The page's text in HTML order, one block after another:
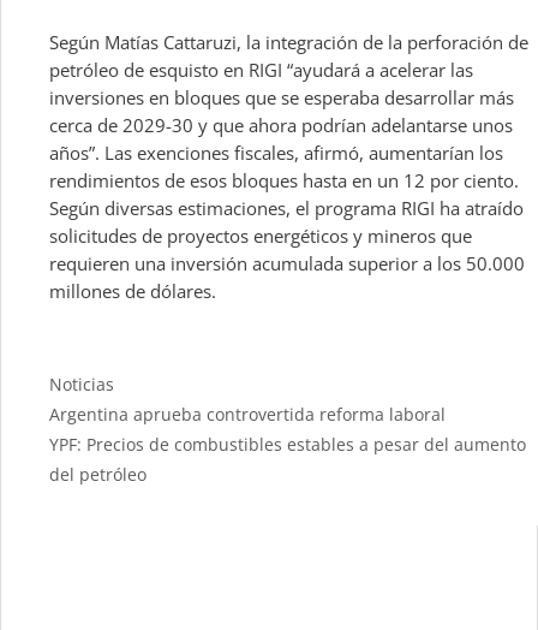
Según Matías Cattaruzi, la integración de la perforación de
petróleo de esquisto en RIGI “ayudará a acelerar las
inversiones en bloques que se esperaba desarrollar más
cerca de 2029-30 y que ahora podrían adelantarse unos
años”. Las exenciones fiscales, afirmó, aumentarían los
rendimientos de esos bloques hasta en un 12 por ciento.
Según diversas estimaciones, el programa RIGI ha atraído
solicitudes de proyectos energéticos y mineros que
requieren una inversión acumulada superior a los 50.000
millones de dólares.
Categories
Noticias
Argentina aprueba controvertida reforma laboral
YPF: Precios de combustibles estables a pesar del aumento
del petróleo